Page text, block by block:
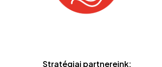
Stratégiai partnereink: